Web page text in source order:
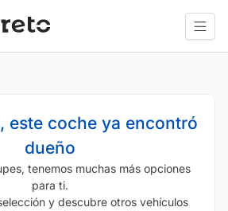
este coche ya encontró
dueño
tenemos muchas más opciones
para ti.
y descubre otros vehículos